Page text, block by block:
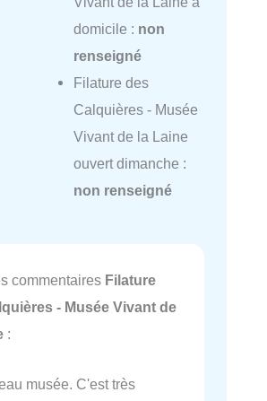
domicile : non
renseigné
Filature des
Calquières - Musée
Vivant de la Laine
ouvert dimanche :
non renseigné
commentaires Filature
- Musée Vivant de
:
musée. C'est très